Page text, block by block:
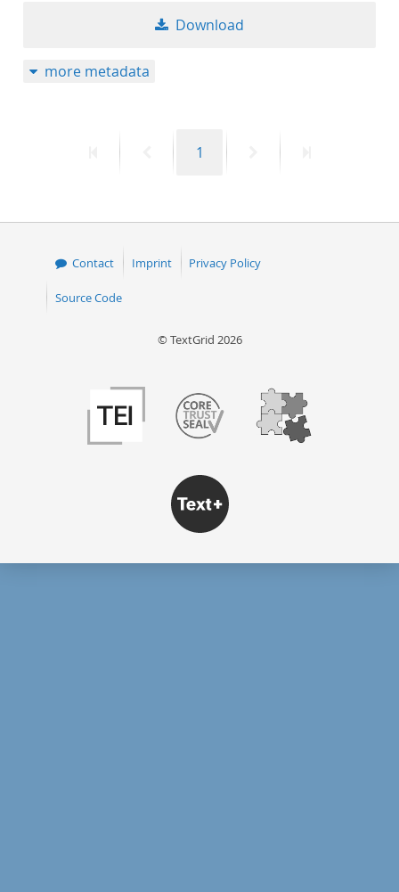
Download
more metadata
PreviousPage
1
Contact Imprint Privacy Policy
Source Code
© TextGrid 2026